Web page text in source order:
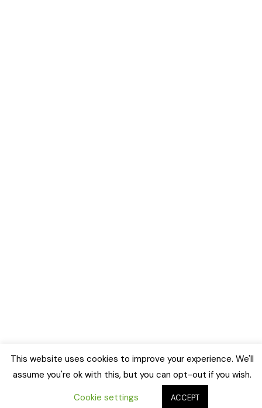
This website uses cookies to improve your experience. We'll
assume you're ok with this, but you can opt-out if you wish.
Cookie settings
ACCEPT